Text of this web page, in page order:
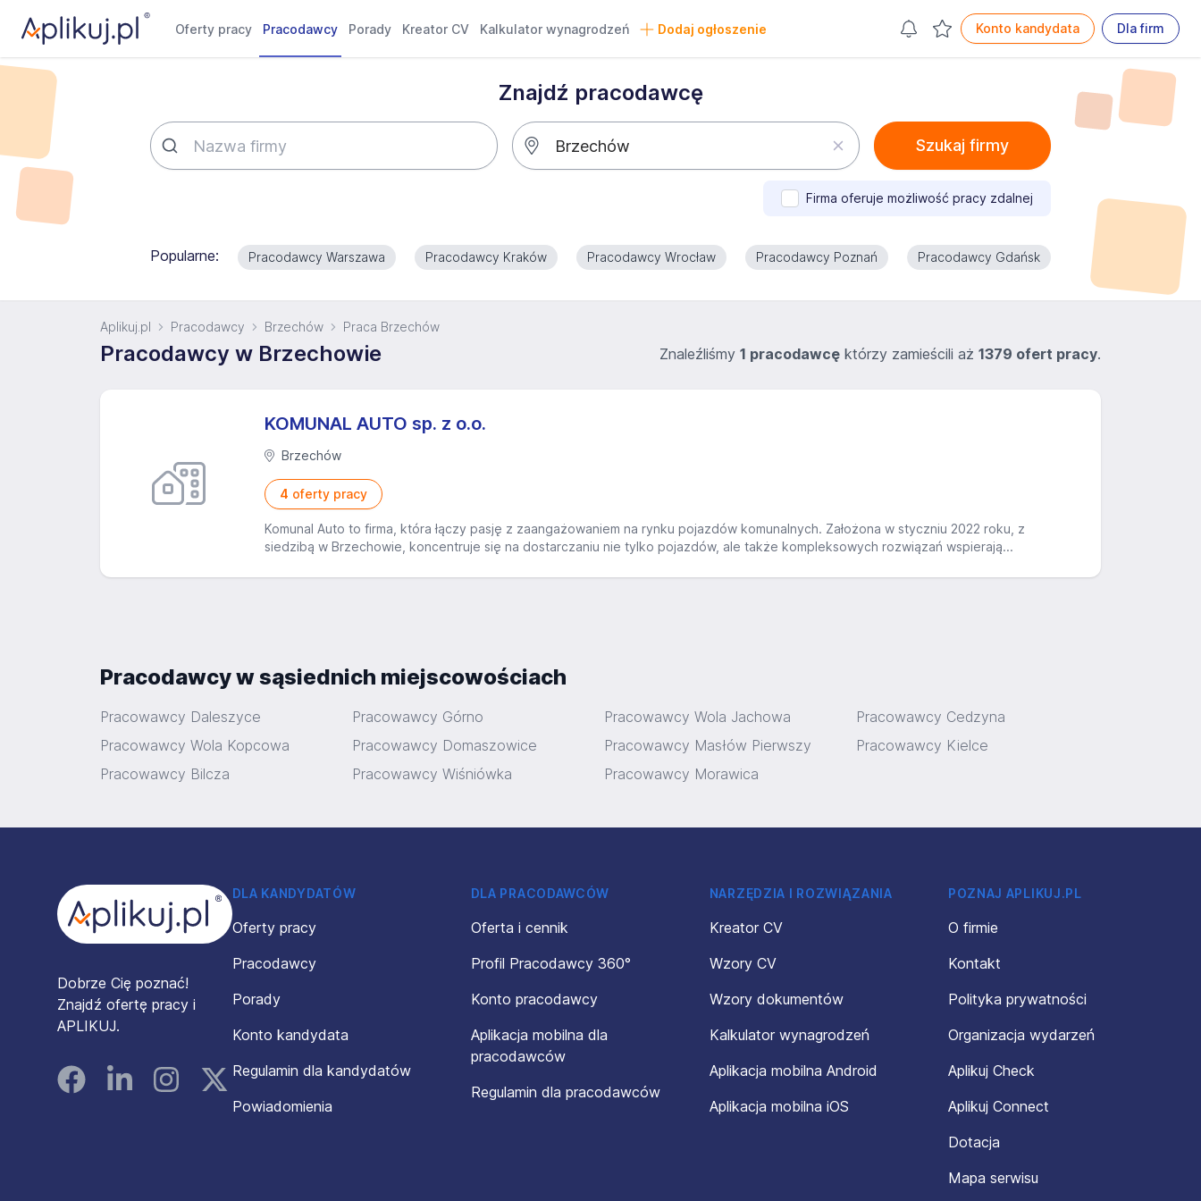
Oferty pracy Pracodawcy Porady Kreator CV Kalkulator wynagrodzeń Dodaj ogłoszenie Konto kandydata Dla firm
Znajdź pracodawcę
Szukaj firmy
Firma oferuje możliwość pracy zdalnej
Popularne: Pracodawcy Warszawa Pracodawcy Kraków Pracodawcy Wrocław Pracodawcy Poznań Pracodawcy Gdańsk
Aplikuj.pl Pracodawcy Brzechów Praca Brzechów
Pracodawcy w Brzechowie Znaleźliśmy 1 pracodawcę którzy zamieścili aż 1379 ofert pracy.
KOMUNAL AUTO sp. z o.o.
Brzechów
4 oferty pracy
Komunal Auto to firma, która łączy pasję z zaangażowaniem na rynku pojazdów komunalnych. Założona w styczniu 2022 roku, z
siedzibą w Brzechowie, koncentruje się na dostarczaniu nie tylko pojazdów, ale także kompleksowych rozwiązań wspierają...
Pracodawcy w sąsiednich miejscowościach
Pracowawcy Daleszyce Pracowawcy Górno Pracowawcy Wola Jachowa
Pracowawcy Cedzyna
Pracowawcy Wola Kopcowa
Pracowawcy Domaszowice Pracowawcy Masłów Pierwszy
Pracowawcy Kielce
Pracowawcy Bilcza
Pracowawcy Wiśniówka Pracowawcy Morawica
Dobrze Cię poznać!
Znajdź ofertę pracy i
APLIKUJ.
FacebookLinked InInstagramInstagram
DLA KANDYDATÓW
Oferty pracy
Pracodawcy
Porady
Konto kandydata
Regulamin dla kandydatów
Powiadomienia
DLA PRACODAWCÓW
Oferta i cennik
Profil Pracodawcy 360°
Konto pracodawcy
Aplikacja mobilna dla
pracodawców
Regulamin dla pracodawców
NARZĘDZIA I ROZWIĄZANIA
Kreator CV
Wzory CV
Wzory dokumentów
Kalkulator wynagrodzeń
Aplikacja mobilna Android
Aplikacja mobilna iOS
POZNAJ APLIKUJ.PL
O firmie
Kontakt
Polityka prywatności
Organizacja wydarzeń
Aplikuj Check
Aplikuj Connect
Dotacja
Mapa serwisu